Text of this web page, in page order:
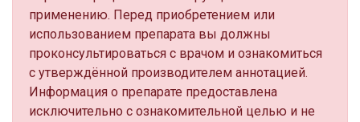
применению. Перед приобретением или
использованием препарата вы должны
проконсультироваться с врачом и ознакомиться
с утверждённой производителем аннотацией.
Информация о препарате предоставлена
исключительно с ознакомительной целью и не